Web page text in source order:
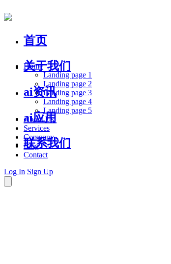
首页
关于我们
ai资讯
ai应用
联系我们
Home
Landing page 1
Landing page 2
Landing page 3
Landing page 4
Landing page 5
About Us
Services
Company
Blog
Contact
Log In Sign Up